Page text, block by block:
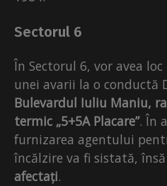
Sectorul 6
În Sectorul 6, vor avea
unei avarii la o conductă
Bulevardul Iuliu Maniu,
termic „5+5A Placare”. În
furnizarea agentului
încălzire va fi sistată, însă
afectați.